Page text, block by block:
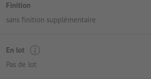
Finition
sans finition supplémentaire
En lot
Pas de lot